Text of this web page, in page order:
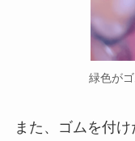
緑色が
また、ゴムを付